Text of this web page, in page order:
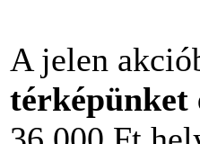
A jelen
térképünket